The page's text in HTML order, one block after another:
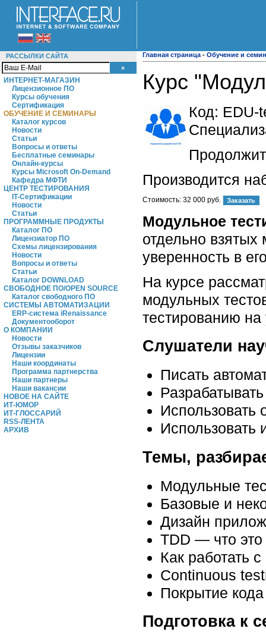
РАССЫЛКИ САЙТА
ИНТЕРНЕТ-МАГАЗИН
Лицензионное ПО
Курсы обучения
Сертификация
ОБУЧЕНИЕ И СЕМИНАРЫ
Каталог курсов
Новости
Статьи
Вопросы и ответы
Бесплатные семинары
Онлайн-курсы
Курсы Microsoft On-Demand
Кафедра МФТИ
ЦЕНТР ТЕСТИРОВАНИЯ
IT-Сертификации
Новости
Статьи
ПРОГРАММНЫЕ ПРОДУКТЫ
Каталог ПО
Лицензиатор ПО
Схемы лицензирования
Новости
Вопросы и ответы
Статьи
Каталог DOWNLOAD
СВОБОДНОЕ ПО/OPEN SOURCE
Каталог свободного ПО
СИСТЕМЫ АВТОМАТИЗАЦИИ
ERP-система iRenaissance
Документооборот
О КОМПАНИИ
Новости
Отзывы заказчиков
Лицензии
Наши координаты
Программа партнерства
Наши партнеры
Наши вакансии
НОВОЕ НА САЙТЕ
ИТ-ЮМОР
ИТ-ГЛОССАРИЙ
RSS-ЛЕНТА
АРХИВ
Главная страница - Обучение и
Курс
Код: EDU-
Производится
Стоимость: 32 000 руб.
Модульное
отдельно
уверенность в
На курсе
модульных
тестированию
Слушатели
Писать
Использовать
Темы,
Модульные
Базовые и
Дизайн
TDD — что
Как работать
Continuous
Покрытие кода
Подготовка к